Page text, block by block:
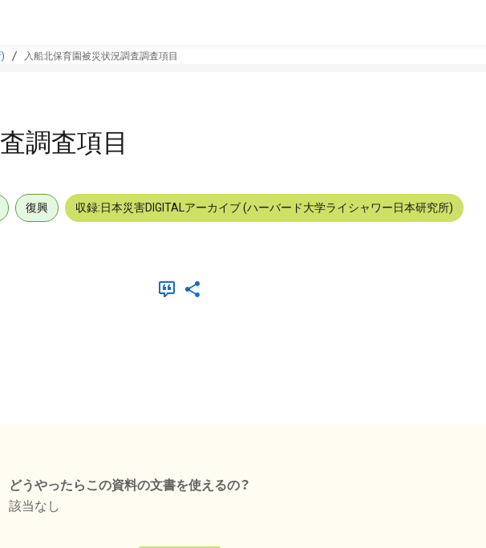
入船北保育園被災状況調査調査項目
調査項目
復興 収録:日本災害DIGITALアーカイブ (ハーバード大学ライシャワー日本研究所)
どうやったらこの資料の文書を使えるの？
該当なし